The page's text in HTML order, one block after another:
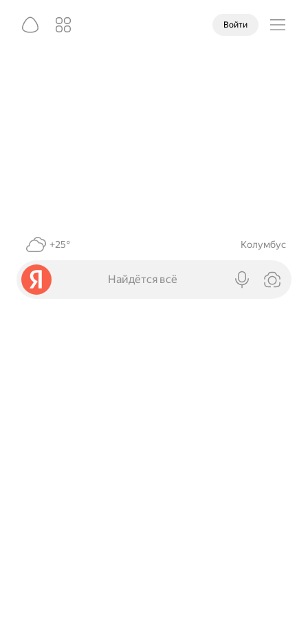
Войти
+25° Колумбус
Найдётся всё